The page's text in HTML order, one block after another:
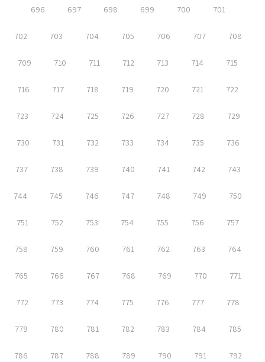
696 697 698 699 700 701
702 703 704 705 706 707 708
709 710 711 712 713 714 715
716 717 718 719 720 721 722
723 724 725 726 727 728 729
730 731 732 733 734 735 736
737 738 739 740 741 742 743
744 745 746 747 748 749 750
751 752 753 754 755 756 757
758 759 760 761 762 763 764
765 766 767 768 769 770 771
772 773 774 775 776 777 778
779 780 781 782 783 784 785
786 787 788 789 790 791 792